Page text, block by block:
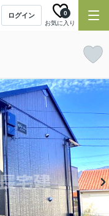
ログイン
お気に入り
0